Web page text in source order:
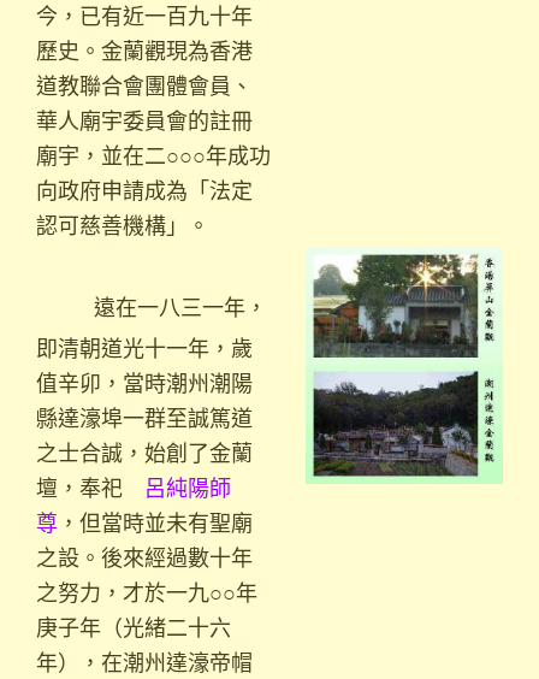
今，已有近一百九十年
歷史。金蘭觀現為香港
道教聯合會團體會員、
華人廟宇委員會的註冊
廟宇，並在二○○○年成功
向政府申請成為「法定
認可慈善機構」。
遠在一八三一年，
即清朝道光十一年，歲
值辛卯，當時潮州潮陽
縣達濠埠一群至誠篤道
之士合誠，始創了金蘭
壇，奉祀 呂純陽師
尊 ，但當時並未有聖廟
之設。後來經過數十年
之努力，才於一九○○年
庚子年（光緒二十六
年），在潮州達濠帝帽